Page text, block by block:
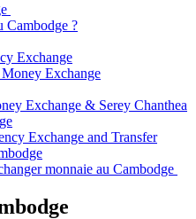
Cambodge ?
Exchange
Exchange
Exchange & Serey Chanthea
Exchange and Transfer
monnaie au Cambodge